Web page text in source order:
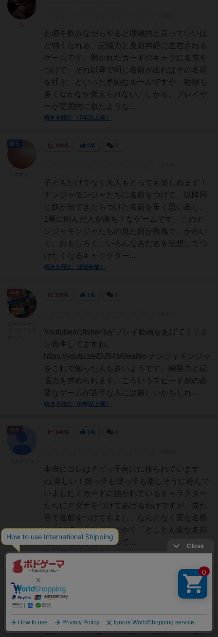
お酒を飲みながらやると壊滅的と言っていいほ
ど弱くなれる、記憶力と反射神経に左右される
ゲームです。開かれたカードのキャラに名前を
つけて、それ以降で同じ名前が出ればその名前
を呼ぶ、といった単純なルールですが、種類も
多くなかなか覚えられない。しかも、プレイヤ
ーが意図的に似たような...
続きを読む（7年以上前）
198名 0名
子どもだけでなく大人もとっても楽しめます！
ナンジャモンジャたちに名前をつけて、以降同
じ奴が出てきたらつけた名前を早く思い出し、
1番に叫んだ人が勝ち！なゲームです。このナ
ンジャモンジャたちの見た目が秀逸で、かわい
く、おもしろく、いろんなあだ名を連想してつ
けたくなるキャラクター...
続きを読む（約8年前）
国王
190名 1名
Youtuberのfisher'sがプレイ動画をあげてミリオ
ン再生してますね。
https://youtu.be/DJ54M0eai9o ナンジャモンジャ
をこれで知った人も多いようです。瞬発力と記
憶力を求められます。こういうスピード感の必
要なゲームが苦手な人には厳しいかもしれ...
続きを読む（8年以上前）
148名 1名
本当にコレはチビッ子向けに作られています
ね 楽しい！姪っ子も甥っ子も楽しそうに遊んで
いました！カードに描かれているキャラクター
たちにアダナをつけてあげるわけですが、見た
目で名前をつけてもよし、なんとなく変な名前
をつけてもよし、とにかく「とことん変な名前
をつけてやろう！」って...
続きを読む（8年以上前）
Youtubeでこれをやってる人たちがいたよう
で、小学生の認知度が異常に高いです。実際の